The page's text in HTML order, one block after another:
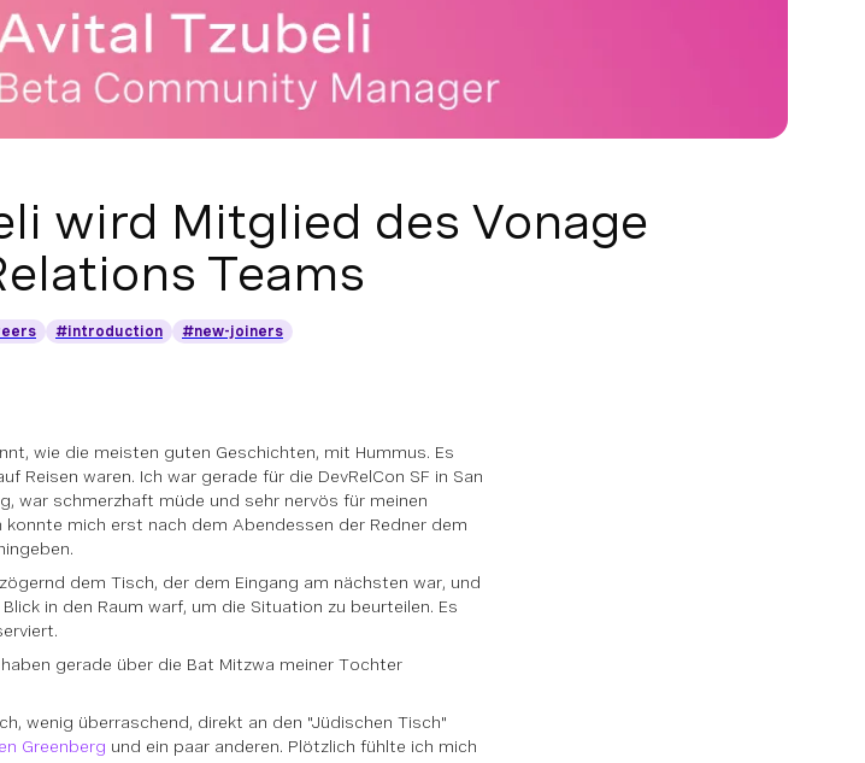
wird Mitglied des Vonage
Teams
#introduction
#new-joiners
wie die meisten guten Geschichten, mit Hummus. Es
Reisen waren. Ich war gerade für die DevRelCon SF in San
war schmerzhaft müde und sehr nervös für meinen
mich erst nach dem Abendessen der Redner dem
dem Tisch, der dem Eingang am nächsten war, und
in den Raum warf, um die Situation zu beurteilen. Es
gerade über die Bat Mitzwa meiner Tochter
wenig überraschend, direkt an den "Jüdischen Tisch"
Greenberg und ein paar anderen. Plötzlich fühlte ich mich